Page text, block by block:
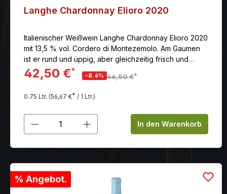
Langhe Chardonnay Elioro 2020
Italienischer Weißwein Langhe Chardonnay Elioro 2020
mit 13,5 % vol. Cordero di Montezemolo. Am Gaumen
ist er rund und üppig, aber gleichzeitig frisch und
elegant mit langem Abgang.
42,50 €*
-8.6% 46,50 €*
0.75 Ltr. (56,67 €* / 1 Ltr.)
Produkt Anzahl: Gib denIn den Warenkorb
% Angebot.